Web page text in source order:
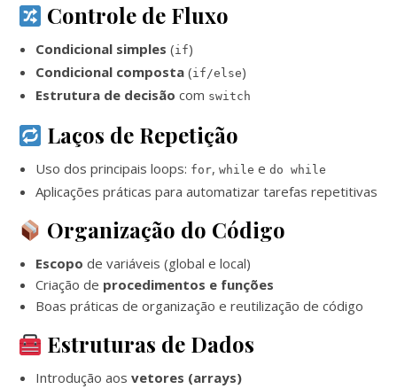
Controle de Fluxo
Condicional simples (if)
Condicional composta (if/else)
Estrutura de decisão com switch
Laços de Repetição
Uso dos principais loops: for, while e do while
Aplicações práticas para automatizar tarefas repetitivas
Organização do Código
Escopo de variáveis (global e local)
Criação de procedimentos e funções
Boas práticas de organização e reutilização de código
Estruturas de Dados
Introdução aos vetores (arrays)